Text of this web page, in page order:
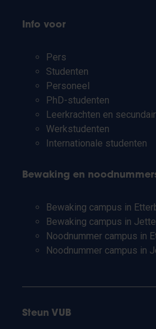
Info voor
Pers
Studenten
Personeel
PhD-studenten
Leerkrachten en
Werkstudenten
Internationale studenten
Bewaking en
Bewaking campus in
Bewaking campus in Jette
Noodnummer campus in
Noodnummer campus in
Steun VUB